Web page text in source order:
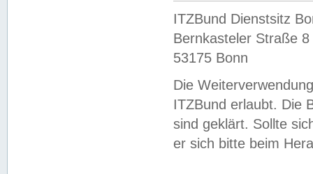
ITZBund Dienstsitz
Bernkasteler Straße 8
53175 Bonn
Die
ITZBund erlaubt. Die
sind geklärt. Sollte
er sich bitte beim